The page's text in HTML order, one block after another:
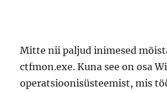
Mitte nii paljud inimesed
ctfmon.exe. Kuna see on osa
operatsioonisüsteemist, mis